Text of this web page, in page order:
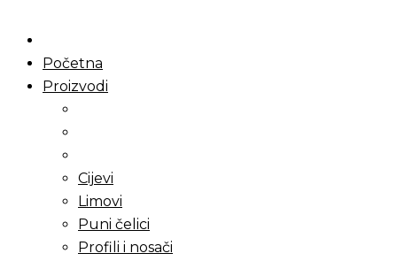
Početna
Proizvodi
Cijevi
Limovi
Puni čelici
Profili i nosači